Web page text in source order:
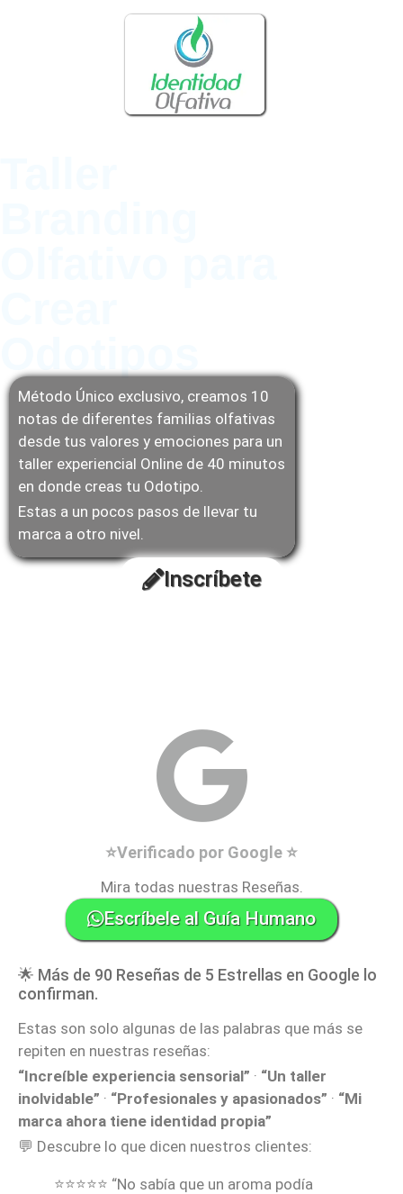
Método Único exclusivo, creamos 10
notas de diferentes familias olfativas
desde tus valores y emociones para un
taller experiencial Online de 40 minutos
en donde creas tu Odotipo.
Estas a un pocos pasos de llevar tu
marca a otro nivel.
Inscríbete
⭐Verificado por Google ⭐
Mira todas nuestras Reseñas.
Escríbele al Guía Humano
🌟 Más de 90 Reseñas de 5 Estrellas en Google lo
confirman.
Estas son solo algunas de las palabras que más se
repiten en nuestras reseñas:
“Increíble experiencia sensorial” · “Un taller
inolvidable” · “Profesionales y apasionados” · “Mi
marca ahora tiene identidad propia”
💬 Descubre lo que dicen nuestros clientes:
⭐⭐⭐⭐⭐ “No sabía que un aroma podía